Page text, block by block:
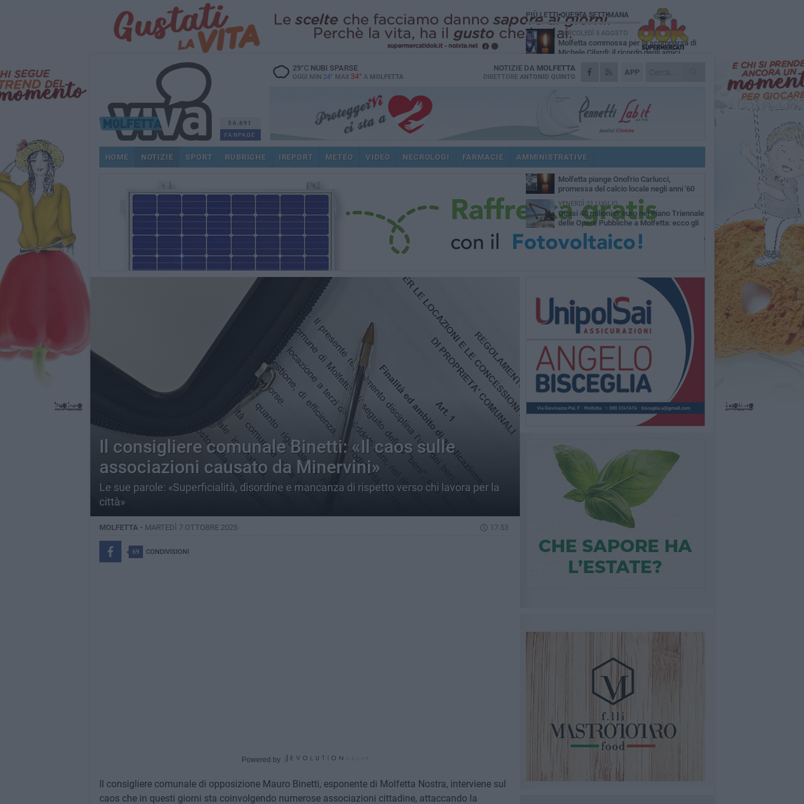
56.691
FANPAGE
29°CNUBI SPARSE
OGGI MIN 24° MAX 34° A MOLFETTA
APP
NOTIZIE DA MOLFETTA
DIRETTORE ANTONIO QUINTO
HOME NOTIZIE SPORT RUBRICHE IREPORT METEO VIDEO NECROLOGI FARMACIE AMMINISTRATIVE
Il consigliere comunale Binetti: «Il caos sulle
associazioni causato da Minervini»
Le sue parole: «Superficialità, disordine e mancanza di rispetto verso chi lavora per la
città»
MOLFETTA - MARTEDÌ 7 OTTOBRE 2025 17.53
69 CONDIVISIONI
Powered by
Il consigliere comunale di opposizione Mauro Binetti, esponente di Molfetta Nostra, interviene sul
caos che in questi giorni sta coinvolgendo numerose associazioni cittadine, attaccando la
PIÙ LETTI QUESTA SETTIMANA
MERCOLEDÌ 5 AGOSTO
Molfetta commossa per la scomparsa di
Michele Cilardi: il ricordo degli amici
VENERDÌ 31 LUGLIO
TARI 2026, il Sindaco anticipa gli aumenti:
famiglie»
SABATO 1 AGOSTO
La MTM Molfetta cerca autisti e
accompagnatori per gli scuolabus:
pubblicato il bando
SABATO 1 AGOSTO
Consiglio comunale, Siragusa replica ad
Amato: «Mai limitato il diritto di parola, ho
VENERDÌ 31 LUGLIO
Molfetta piange Onofrio Carlucci,
promessa del calcio locale negli anni '60
VENERDÌ 31 LUGLIO
Quasi 40 milioni di euro nel Piano Triennale
delle Opere Pubbliche a Molfetta: ecco gli
interventi previsti fino al 2028